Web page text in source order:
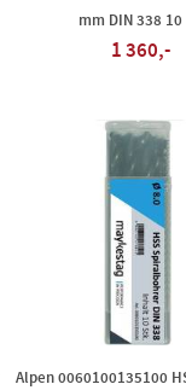
mm DIN 338 10
1 360,-
Alpen 0060100135100